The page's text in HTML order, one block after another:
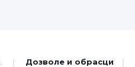
Дозволе и обрасци